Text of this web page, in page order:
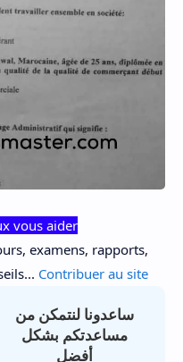
vous aider
examens, rapports,
Contribuer au site
ساعدونا لنتمكن من
مساعدتكم بشكل
أفضل